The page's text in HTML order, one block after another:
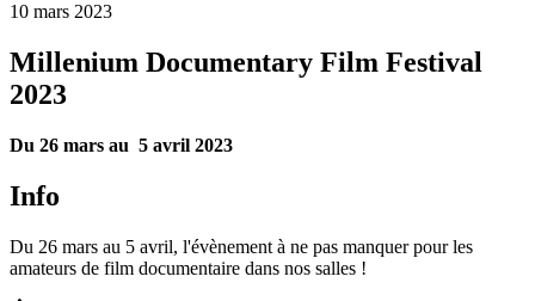
10 mars 2023
Millenium Documentary Film Festival
2023
Du 26 mars au 5 avril 2023
Info
Du 26 mars au 5 avril, l'évènement à ne pas manquer pour les
amateurs de film documentaire dans nos salles !